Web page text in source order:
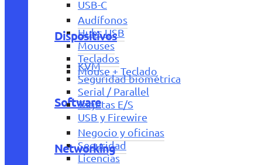
Audífonos
Hubs USB
Mouses
Teclados
Mouse + Teclado
Software
Negocio y oficinas
Seguridad
Licencias
USB-C
Dispositivos
KVM
Seguridad biométrica
Serial / Parallel
Tarjetas E/S
USB y Firewire
Networking